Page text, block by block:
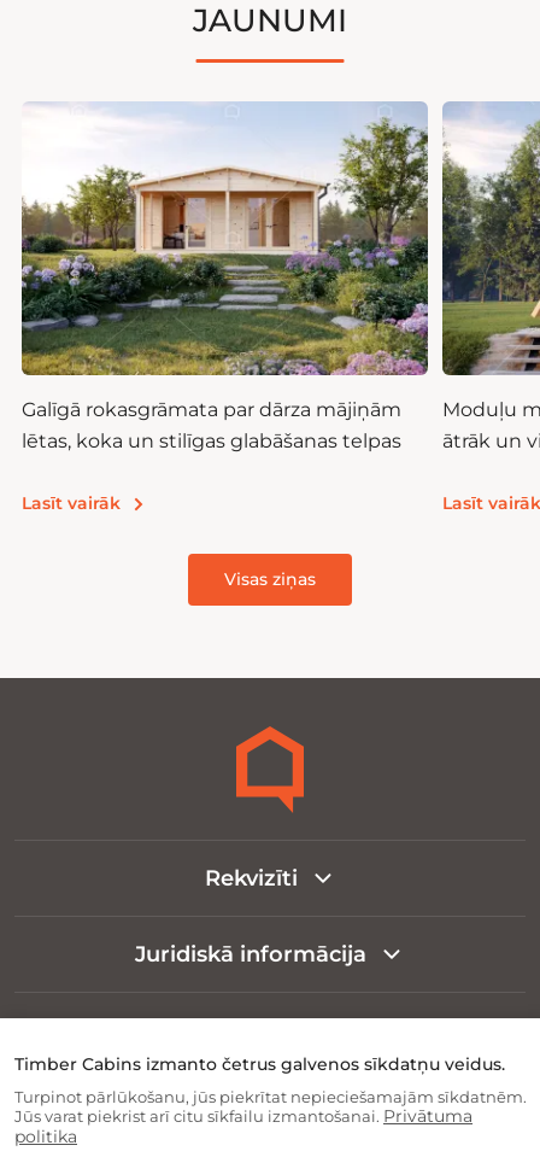
JAUNUMI
Visas ziņas
Galīgā rokasgrāmata par dārza mājiņām
lētas, koka un stilīgas glabāšanas telpas
Lasīt vairāk
Moduļu
ātrāk un
Lasīt vairāk
Rekvizīti
Juridiskā informācija
Info for Client
Timber Cabins izmanto četrus galvenos sīkdatņu veidus.
Turpinot pārlūkošanu, jūs piekrītat nepieciešamajām sīkdatnēm.
Jūs varat piekrist arī citu sīkfailu izmantošanai. Privātuma
politika